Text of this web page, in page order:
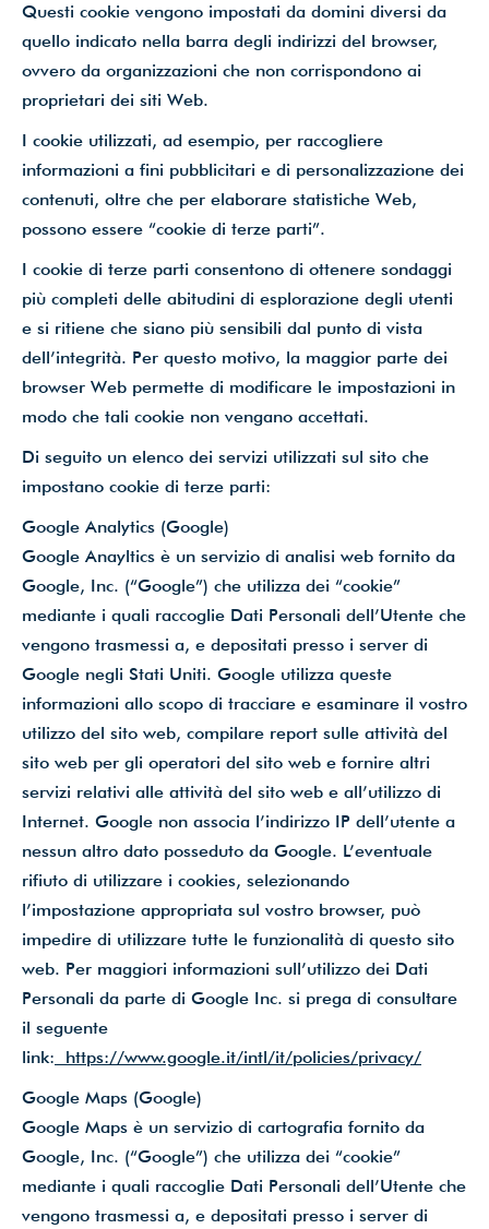
Questi cookie vengono impostati da domini diversi da
quello indicato nella barra degli indirizzi del browser,
ovvero da organizzazioni che non corrispondono ai
proprietari dei siti Web.
I cookie utilizzati, ad esempio, per raccogliere
informazioni a fini pubblicitari e di personalizzazione dei
contenuti, oltre che per elaborare statistiche Web,
possono essere “cookie di terze parti”.
I cookie di terze parti consentono di ottenere sondaggi
più completi delle abitudini di esplorazione degli utenti
e si ritiene che siano più sensibili dal punto di vista
dell’integrità. Per questo motivo, la maggior parte dei
browser Web permette di modificare le impostazioni in
modo che tali cookie non vengano accettati.
Di seguito un elenco dei servizi utilizzati sul sito che
impostano cookie di terze parti:
Google Analytics (Google)
Google Anayltics è un servizio di analisi web fornito da
Google, Inc. (“Google”) che utilizza dei “cookie”
mediante i quali raccoglie Dati Personali dell’Utente che
vengono trasmessi a, e depositati presso i server di
Google negli Stati Uniti. Google utilizza queste
informazioni allo scopo di tracciare e esaminare il vostro
utilizzo del sito web, compilare report sulle attività del
sito web per gli operatori del sito web e fornire altri
servizi relativi alle attività del sito web e all’utilizzo di
Internet. Google non associa l’indirizzo IP dell’utente a
nessun altro dato posseduto da Google. L’eventuale
rifiuto di utilizzare i cookies, selezionando
l’impostazione appropriata sul vostro browser, può
impedire di utilizzare tutte le funzionalità di questo sito
web. Per maggiori informazioni sull’utilizzo dei Dati
Personali da parte di Google Inc. si prega di consultare
il seguente
link: https://www.google.it/intl/it/policies/privacy/
Google Maps (Google)
Google Maps è un servizio di cartografia fornito da
Google, Inc. (“Google”) che utilizza dei “cookie”
mediante i quali raccoglie Dati Personali dell’Utente che
vengono trasmessi a, e depositati presso i server di